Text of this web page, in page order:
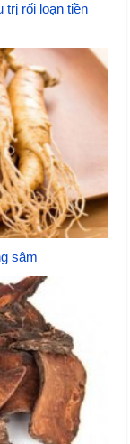
trị rối loạn tiền
sâm